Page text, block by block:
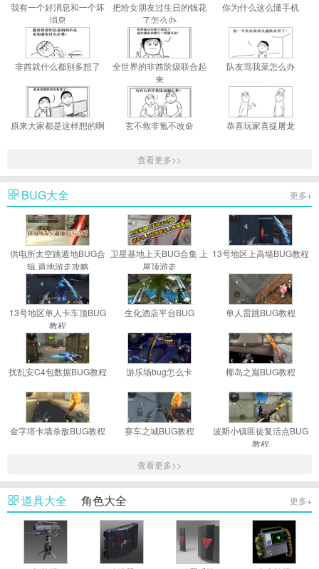
我有一个好消息和一个坏
消息
把给女朋友过生日的钱花
了怎么办
你为什么这么懂手机
非酋就什么都别多想了
全世界的非酋阶级联合起
来
队友骂我菜怎么办
原来大家都是这样想的啊 玄不救非氪不改命 恭喜玩家喜提屠龙
查看更多>>
BUG大全 更多+
供电所太空跳遁地BUG合
辑 遁地游走攻略
卫星基地上天BUG合集 上
屋顶游走
13号地区上高墙BUG教程
13号地区单人卡车顶BUG
教程
生化酒店平台BUG 单人雷跳BUG教程
扰乱安C4包数据BUG教程 游乐场bug怎么卡 椰岛之巅BUG教程
金字塔卡墙杀敌BUG教程 赛车之城BUG教程
波斯小镇匪徒复活点BUG
教程
查看更多>>
道具大全 角色大全 更多+